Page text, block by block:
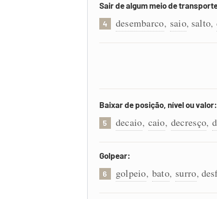
Sair de algum meio de
4 desembarco, saio, salto,
Baixar de posição, nível ou valor:
5 decaio, caio, decresço,
Golpear:
6 golpeio, bato, surro,